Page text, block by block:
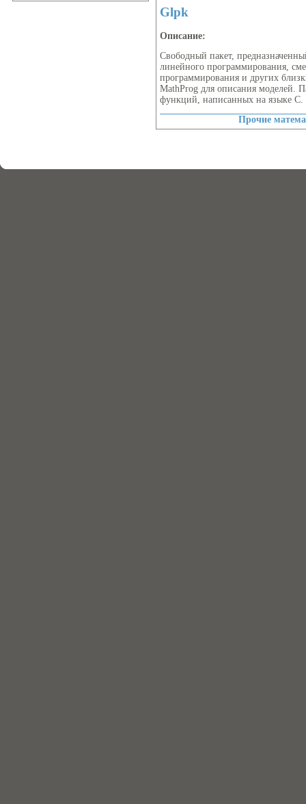
Glpk
Описание:
Cвободный пакет,
линейного программирования,
программирования и других
MathProg для описания моделей.
функций, написанных на языке C.
Прочие